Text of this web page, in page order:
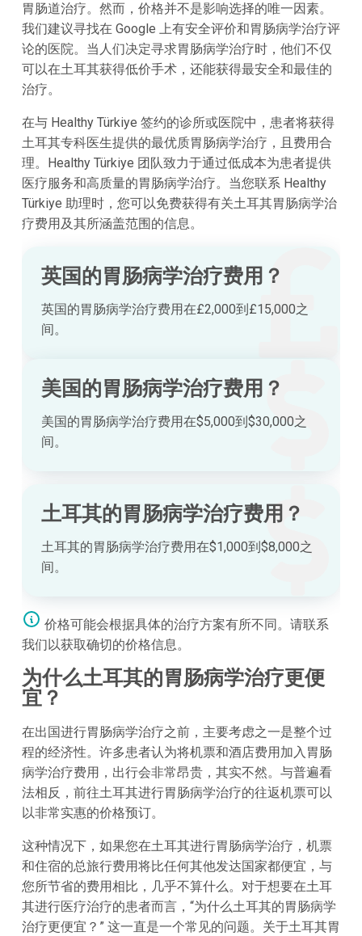
胃肠道治疗。然而，价格并不是影响选择的唯一因素。
我们建议寻找在 Google 上有安全评价和胃肠病学治疗评
论的医院。当人们决定寻求胃肠病学治疗时，他们不仅
可以在土耳其获得低价手术，还能获得最安全和最佳的
治疗。
在与 Healthy Türkiye 签约的诊所或医院中，患者将获得
土耳其专科医生提供的最优质胃肠病学治疗，且费用合
理。Healthy Türkiye 团队致力于通过低成本为患者提供
医疗服务和高质量的胃肠病学治疗。当您联系 Healthy
Türkiye 助理时，您可以免费获得有关土耳其胃肠病学治
疗费用及其所涵盖范围的信息。
英国的胃肠病学治疗费用？
英国的胃肠病学治疗费用在£2,000到£15,000之
间。
美国的胃肠病学治疗费用？
美国的胃肠病学治疗费用在$5,000到$30,000之
间。
土耳其的胃肠病学治疗费用？
土耳其的胃肠病学治疗费用在$1,000到$8,000之
间。
价格可能会根据具体的治疗方案有所不同。请联系
我们以获取确切的价格信息。
为什么土耳其的胃肠病学治疗更便
宜？
在出国进行胃肠病学治疗之前，主要考虑之一是整个过
程的经济性。许多患者认为将机票和酒店费用加入胃肠
病学治疗费用，出行会非常昂贵，其实不然。与普遍看
法相反，前往土耳其进行胃肠病学治疗的往返机票可以
以非常实惠的价格预订。
这种情况下，如果您在土耳其进行胃肠病学治疗，机票
和住宿的总旅行费用将比任何其他发达国家都便宜，与
您所节省的费用相比，几乎不算什么。对于想要在土耳
其进行医疗治疗的患者而言，“为什么土耳其的胃肠病学
治疗更便宜？” 这一直是一个常见的问题。关于土耳其胃